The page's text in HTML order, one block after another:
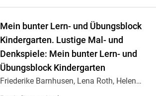
Mein bunter Lern- und Übungsblock
Kindergarten. Lustige Mal- und
Denkspiele: Mein bunter Lern- und
Übungsblock Kindergarten
Friederike Barnhusen, Lena Roth, Helen
Seeberg